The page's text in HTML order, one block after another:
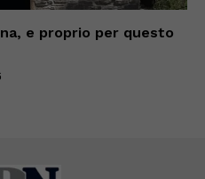
e proprio per questo